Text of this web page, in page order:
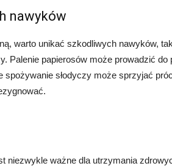
nawyków
warto unikać szkodliwych nawyków,
Palenie papierosów może prowadzić
spożywanie słodyczy może sprzyjać
niezwykle ważne dla utrzymania